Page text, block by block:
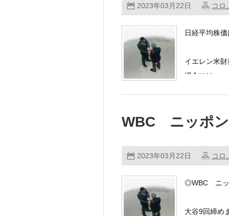
2023年03月22日 コロ
日経平均株
イエレン米
場合には、
WBC ニッポ
2023年03月22日 コロ
◎WBC ニッ
大谷9回締め